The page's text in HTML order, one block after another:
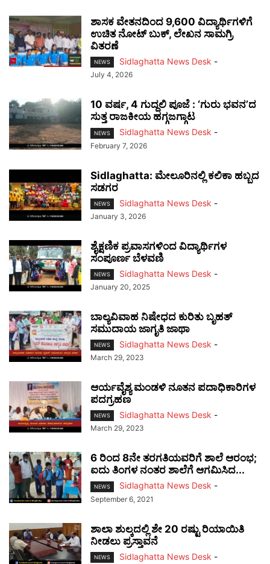
ಶಾಸಕ ವೇತನದಿಂದ 9,600 ವಿದ್ಯಾರ್ಥಿಗಳಿಗೆ
ಉಚಿತ ನೋಟ್ ಬುಕ್, ಲೇಖನ ಸಾಮಗ್ರಿ
ವಿತರಣೆ
NEWS Sidlaghatta News Desk -
July 4, 2026
10 ವರ್ಷ, 4 ಗುದ್ದಲಿ ಪೂಜೆ : ‘ಗುರು ಭವನ’ದ
ಸುತ್ತ ರಾಜಕೀಯ ಹಗ್ಗಜಗ್ಗಾಟ
NEWS Sidlaghatta News Desk -
February 7, 2026
Sidlaghatta: ಮೇಲೂರಿನಲ್ಲಿ ಕಲಿಕಾ ಹಬ್ಬದ
ಸಡಗರ
NEWS Sidlaghatta News Desk -
January 3, 2026
ಶೈಕ್ಷಣಿಕ ಪ್ರವಾಸಗಳಿಂದ ವಿದ್ಯಾರ್ಥಿಗಳ
ಸಂಪೂರ್ಣ ಬೆಳವಣಿ
NEWS Sidlaghatta News Desk -
January 20, 2025
ಬಾಲ್ಯವಿವಾಹ ನಿಷೇಧದ ಕುರಿತು ಬೃಹತ್
ಸಮುದಾಯ ಜಾಗೃತಿ ಜಾಥಾ
NEWS Sidlaghatta News Desk -
March 29, 2023
ಆರ್ಯವೈಶ್ಯ ಮಂಡಳಿ ನೂತನ ಪದಾಧಿಕಾರಿಗಳ
ಪದಗ್ರಹಣ
NEWS Sidlaghatta News Desk -
March 29, 2023
6 ರಿಂದ 8ನೇ ತರಗತಿಯವರಿಗೆ ಶಾಲೆ ಆರಂಭ;
ಐದು ತಿಂಗಳ ನಂತರ ಶಾಲೆಗೆ ಆಗಮಿಸಿದ...
NEWS Sidlaghatta News Desk -
September 6, 2021
ಶಾಲಾ ಶುಲ್ಕದಲ್ಲಿ ಶೇ 20 ರಷ್ಟು ರಿಯಾಯಿತಿ
ನೀಡಲು ಪ್ರಸ್ತಾವನೆ
NEWS Sidlaghatta News Desk -